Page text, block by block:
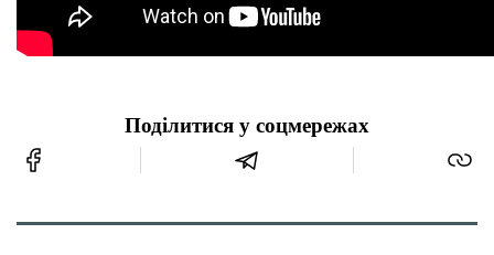
Поділитися у соцмережах